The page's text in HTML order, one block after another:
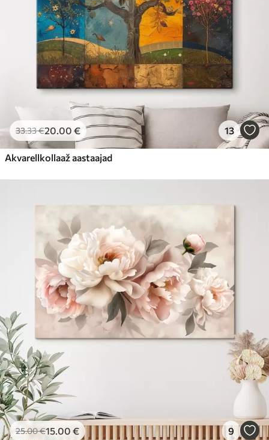
33.33€20.00 € 13
Akvarellkollaaž aastaajad
25.00€15.00 € 9